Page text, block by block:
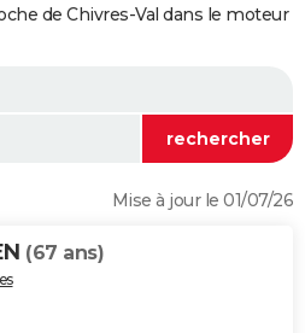
de Chivres-Val dans le moteur
Mise à jour le 01/07/26
(67 ans)